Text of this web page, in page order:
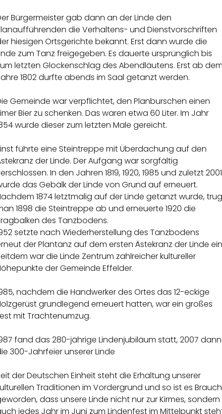
Bürgermeister gab dann an der Linde den
die Verhaltens- und Dienstvorschriften
hiesigen Ortsgerichte bekannt. Erst dann wurde die
zum Tanz freigegeben. Es dauerte ursprünglich bis
letzten Glockenschlag des Abendläutens. Erst ab
1802 durfte abends im Saal getanzt werden.
Gemeinde war verpflichtet, den Planburschen einen
Bier zu schenken. Das waren etwa 60 Liter. Im Jahr
wurde dieser zum letzten Male gereicht.
führte eine Steintreppe mit Überdachung auf den
der Linde. Der Aufgang war sorgfältig
In den Jahren 1819, 1920, 1985 und zuletzt 2001
das Gebälk der Linde von Grund auf erneuert.
1874 letztmalig auf der Linde getanzt wurde, trug
1898 die Steintreppe ab und erneuerte 1920 die
des Tanzbodens.
setzte nach Wiederherstellung des Tanzbodens
der Plantanz auf dem ersten Ästekranz der Linde
war die Linde Zentrum zahlreicher kultureller
der Gemeinde Effelder.
nachdem die Handwerker des Ortes das 12-eckige
grundlegend erneuert hatten, war ein großes
mit Trachtenumzug.
fand das 280-jährige Lindenjubiläum statt, 2007 dann
300-Jahrfeier unserer Linde
der Deutschen Einheit steht die Erhaltung unserer
Traditionen im Vordergrund und so ist es Brauch
dass unsere Linde nicht nur zur Kirmes, sondern
jedes Jahr im Juni zum Lindenfest im Mittelpunkt